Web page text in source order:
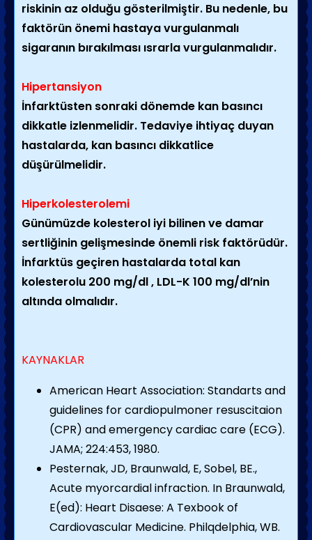
riskinin az olduğu gösterilmiştir. Bu nedenle, bu
faktörün önemi hastaya vurgulanmalı
sigaranın bırakılması ısrarla vurgulanmalıdır.
Hipertansiyon
İnfarktüsten sonraki dönemde kan basıncı
dikkatle izlenmelidir. Tedaviye ihtiyaç duyan
hastalarda, kan basıncı dikkatlice
düşürülmelidir.
Hiperkolesterolemi
Günümüzde kolesterol iyi bilinen ve damar
sertliğinin gelişmesinde önemli risk faktörüdür.
İnfarktüs geçiren hastalarda total kan
kolesterolu 200 mg/dl , LDL-K 100 mg/dl’nin
altında olmalıdır.
KAYNAKLAR
American Heart Association: Standarts and
guidelines for cardiopulmoner resuscitaion
(CPR) and emergency cardiac care (ECG).
JAMA; 224:453, 1980.
Pesternak, JD, Braunwald, E, Sobel, BE.,
Acute myorcardial infraction. In Braunwald,
E(ed): Heart Disaese: A Texbook of
Cardiovascular Medicine. Philqdelphia, WB.